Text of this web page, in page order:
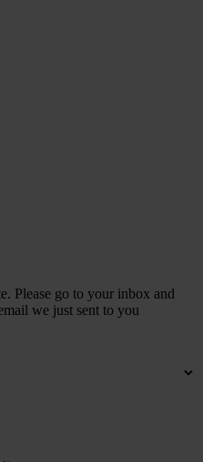
Please go to your inbox and
we just sent to you